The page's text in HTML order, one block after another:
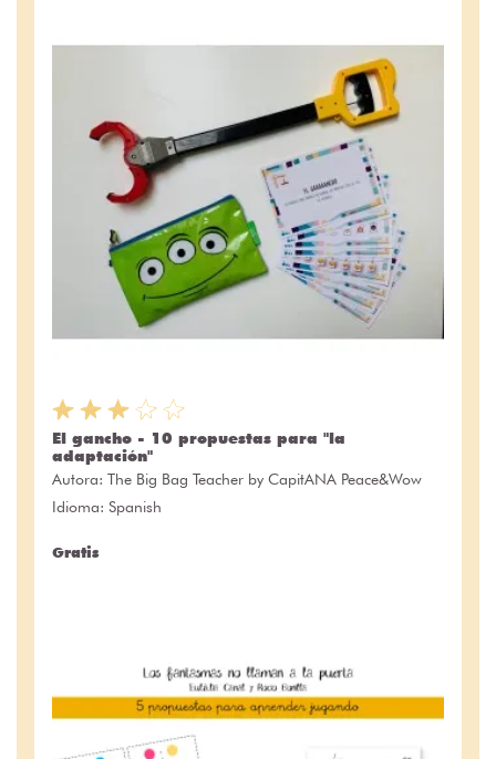
El gancho - 10 propuestas para "la
adaptación"
Autora: The Big Bag Teacher by CapitANA Peace&Wow
Idioma: Spanish
Gratis